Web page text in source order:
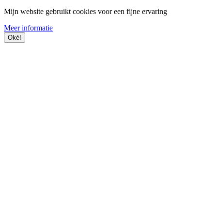
Mijn website gebruikt cookies voor een fijne ervaring
Meer informatie
Oké!